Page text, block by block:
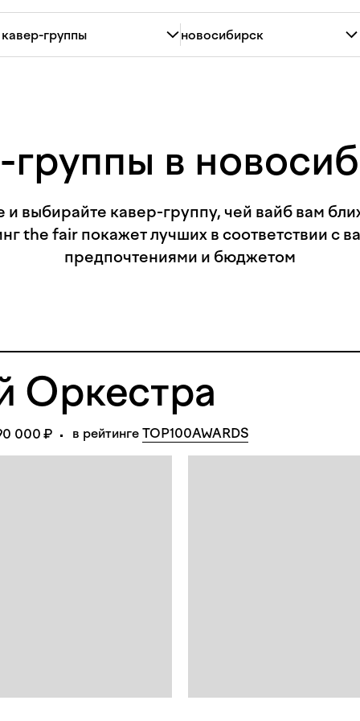
группы в
и выбирайте кавер-группу, чей вайб вам
the fair покажет лучших в соответствии с
предпочтениями и бюджетом
Оркестра
000 ₽ в рейтинге TOP100AWARDS